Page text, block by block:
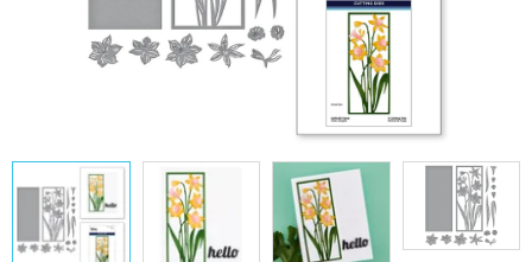
Kontakty Moje objednávka
Oblíbené ♥️
Hodnocení obchodu
Obchodní podmínky
Ověřování recenzí